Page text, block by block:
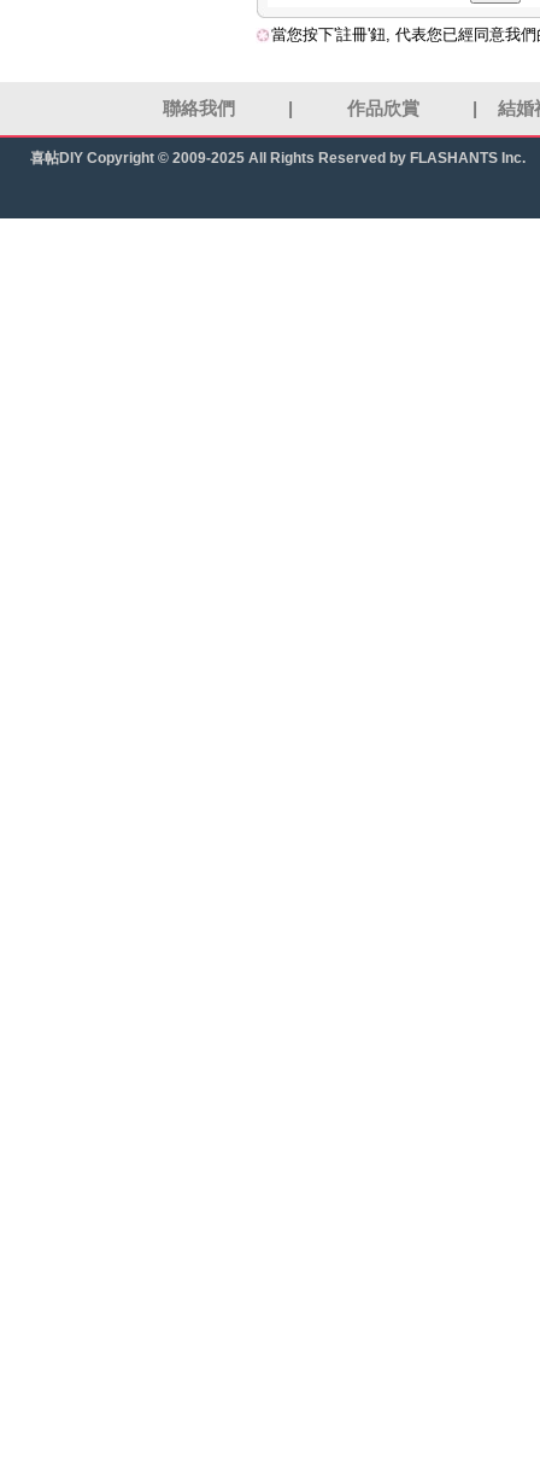
當您按下'註冊'鈕, 代表您已經同意我
聯絡我們 作品欣賞 結婚
喜帖DIY Copyright © 2009-2025 All Rights Reserved by FLASHANTS Inc.